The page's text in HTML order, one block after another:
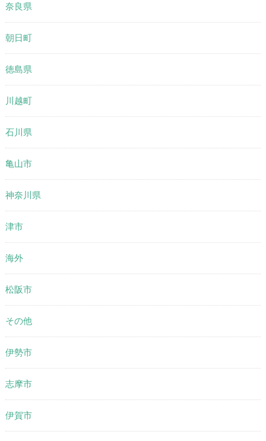
奈良県
朝日町
徳島県
川越町
石川県
亀山市
神奈川県
津市
海外
松阪市
その他
伊勢市
志摩市
伊賀市